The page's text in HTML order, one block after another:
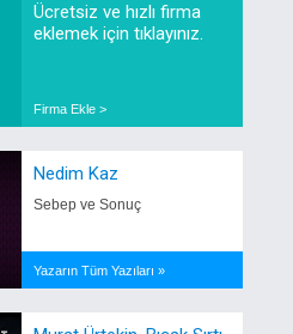
Ücretsiz ve hızlı firma
eklemek için tıklayınız.
Firma Ekle >
Nedim Kaz
Sebep ve Sonuç
Yazarın Tüm Yazıları »